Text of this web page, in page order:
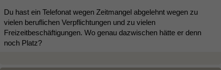
Du hast ein Telefonat wegen Zeitmangel abgelehnt wegen zu
vielen beruflichen Verpflichtungen und zu vielen
Freizeitbeschäftigungen. Wo genau dazwischen hätte er denn
noch Platz?